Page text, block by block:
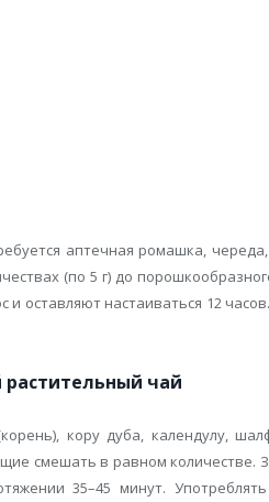
аптечная ромашка,
(по 5 г) до
и оставляют настаиваться 12
чай
кору дуба, календулу,
смешать в равном количестве.
35–45 минут.